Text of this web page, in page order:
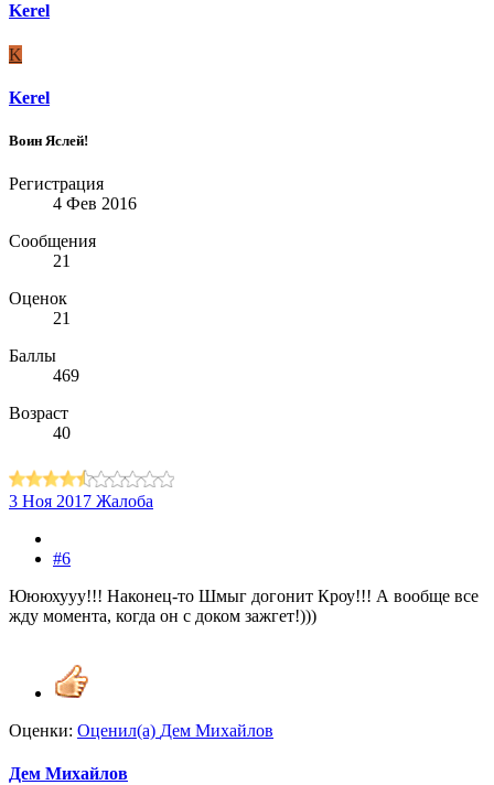
Kerel
K
Kerel
Воин Яслей!
Регистрация
4 Фев 2016
Сообщения
21
Оценок
21
Баллы
469
Возраст
40
3 Ноя 2017 Жалоба
#6
Юююхууу!!! Наконец-то Шмыг догонит Кроу!!! А вообще все
жду момента, когда он с доком зажгет!)))
Оценки: Оценил(а) Дем Михайлов
Дем Михайлов